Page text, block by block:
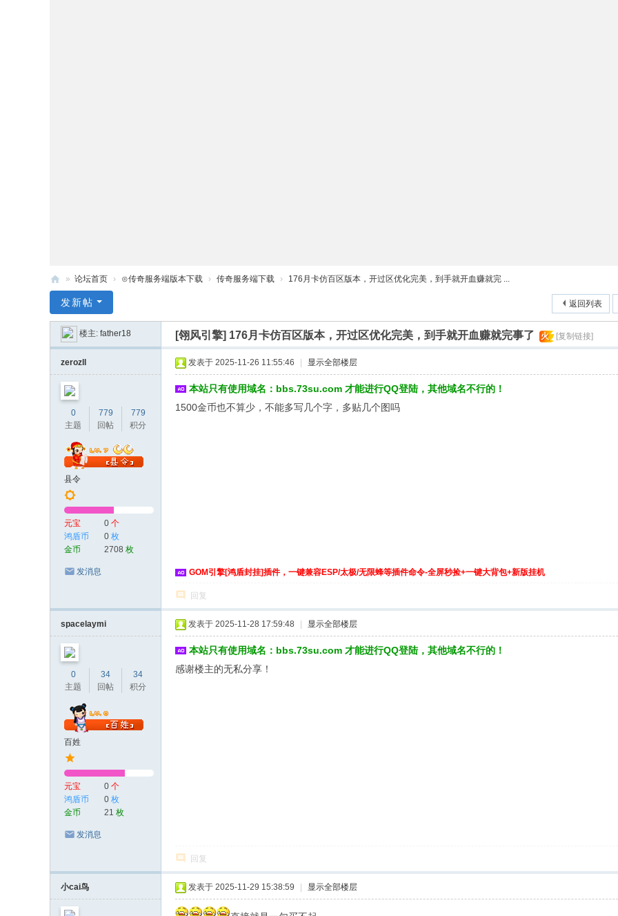
奇
» 论坛首页 › ⊙传奇服务端版本下载 › 传奇服务端下载 › 176月卡仿百区版本，开过区优化完美，到手就开血赚就完 ...
返回列表
发新帖
楼主: father18 [翎风引擎] 176月卡仿百区版本，开过区优化完美，到手就开血赚就完事了 火 [复制链接]
zerozll
0
主题
779
回帖
779
积分
县令
元宝 0 个
鸿盾币
0 枚
金币
2708 枚
发消息
发表于 2025-11-26 11:55:46 显示全部楼层
本站只有使用域名：bbs.73su.com 才能进行QQ登陆，其他域名不行的！
1500金币也不算少，不能多写几个字，多贴几个图吗
GOM引擎[鸿盾封挂]插件，一键兼容ESP/太极/无限蜂等插件命令-全屏秒捡+一键大背包+新版挂机
回复
spacelaymi
0
主题
34
回帖
34
积分
百姓
元宝 0 个
鸿盾币
0 枚
金币
21 枚
发消息
发表于 2025-11-28 17:59:48 显示全部楼层
本站只有使用域名：bbs.73su.com 才能进行QQ登陆，其他域名不行的！
感谢楼主的无私分享！
回复
小cai鸟 发表于 2025-11-29 15:38:59 显示全部楼层